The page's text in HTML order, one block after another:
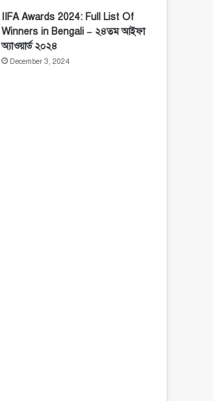
IIFA Awards 2024: Full List Of
Winners in Bengali – ২৪তম আইফা
অ্যাওয়ার্ড ২০২৪
December 3, 2024